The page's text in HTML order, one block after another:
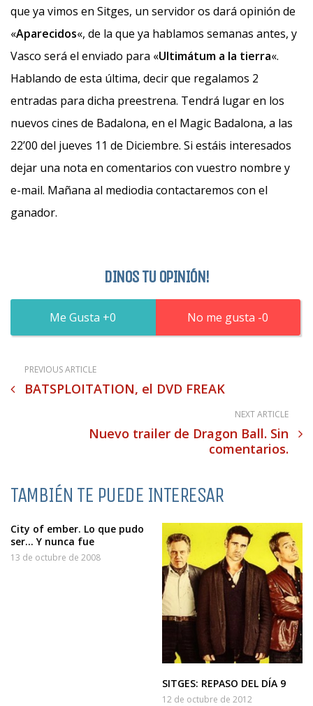
que ya vimos en Sitges, un servidor os dará opinión de
«Aparecidos«, de la que ya hablamos semanas antes, y
Vasco será el enviado para «Ultimátum a la tierra«.
Hablando de esta última, decir que regalamos 2
entradas para dicha preestrena. Tendrá lugar en los
nuevos cines de Badalona, en el Magic Badalona, a las
22’00 del jueves 11 de Diciembre. Si estáis interesados
dejar una nota en comentarios con vuestro nombre y
e-mail. Mañana al mediodia contactaremos con el
ganador.
DINOS TU OPINIÓN!
0 0
PREVIOUS ARTICLE
BATSPLOITATION, el DVD FREAK
NEXT ARTICLE
Nuevo trailer de Dragon Ball. Sin
comentarios.
TAMBIÉN TE PUEDE INTERESAR
City of ember. Lo que pudo
ser… Y nunca fue
13 de octubre de 2008
SITGES: REPASO DEL DÍA 9
12 de octubre de 2012